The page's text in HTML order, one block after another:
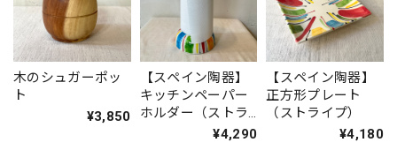
木のシュガーポッ
ト
¥3,850
【スペイン陶器】
キッチンペーパー
ホルダー（ストラ
¥4,290
【スペイン陶器】
正方形プレート
（ストライプ）
¥4,180